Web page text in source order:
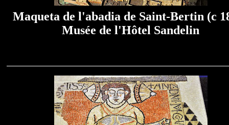
Maqueta de l'abadia de Saint-Bertin (c
Musée de l'Hôtel Sandelin